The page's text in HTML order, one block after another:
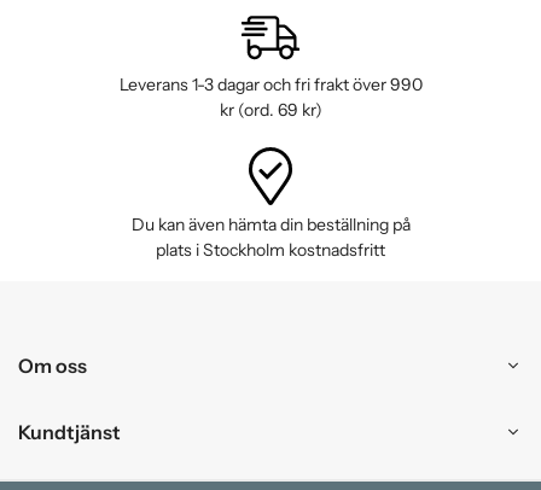
Leverans 1-3 dagar och fri frakt över 990
kr (ord. 69 kr)
Du kan även hämta din beställning på
plats i Stockholm kostnadsfritt
Om oss
Kundtjänst